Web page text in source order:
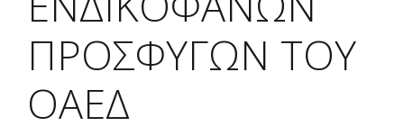
ΠΡΟΣΦΥΓΩΝ ΤΟΥ
ΟΑΕΔ